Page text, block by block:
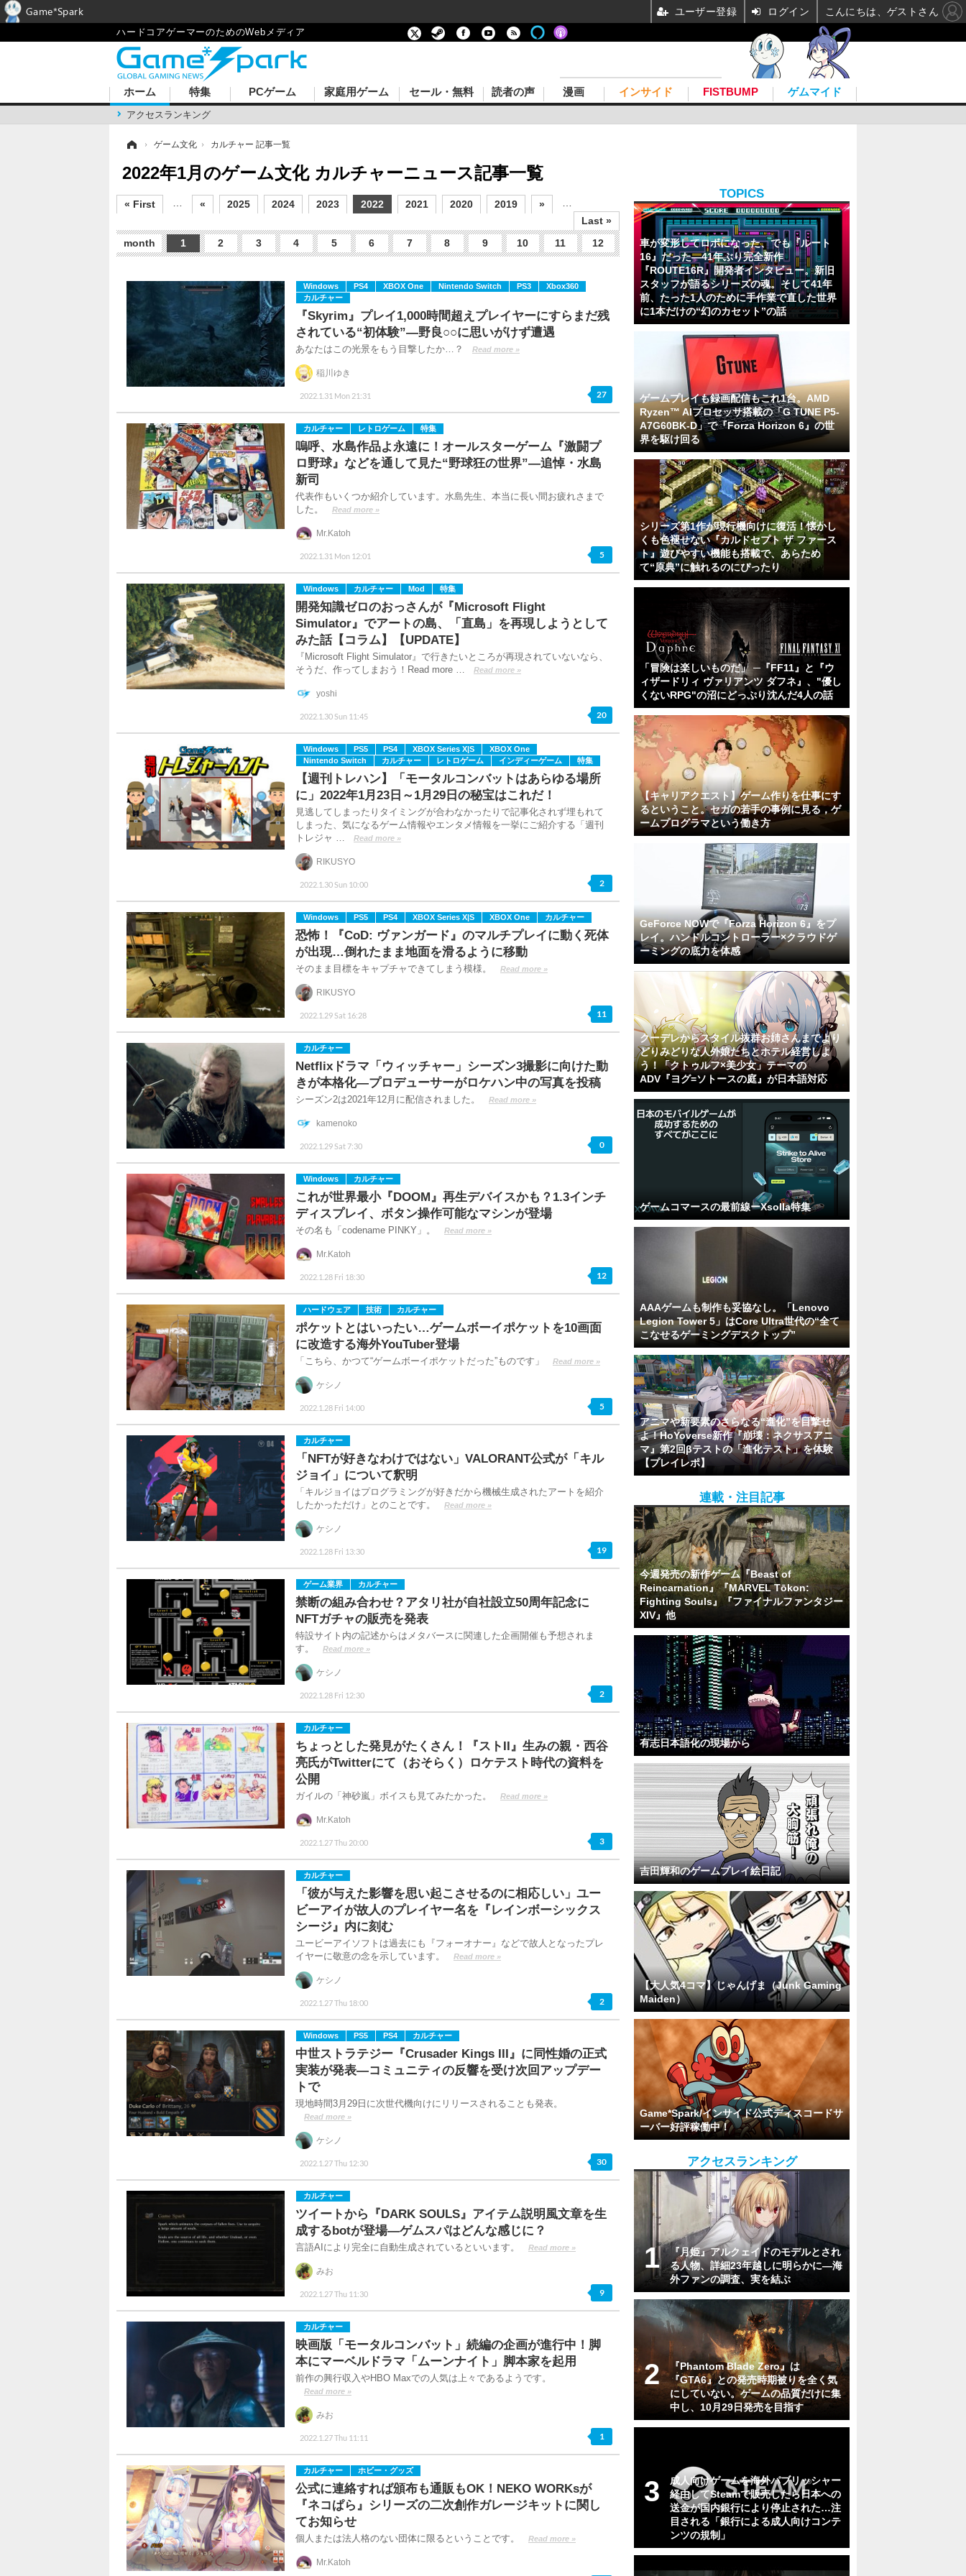
ハードコアゲーマーのためのWebメディア
ホーム
アクセスランキング
特集 PCゲーム 家庭用ゲーム セール・無料 読者の声 漫画 インサイド FISTBUMP ゲムマイド
› ゲーム文化 › カルチャー 記事一覧
2022年1月のゲーム文化 カルチャーニュース記事一覧
« First « 2025 2024 2023 2022 2021 2020 2019 »
Last »
month
1 2 3 4 5 6 7 8 9 10 11 12
Windows PS4 XBOX One Nintendo Switch PS3
Xbox360
カルチャー
『Skyrim』プレイ1,000時間超えプレイヤーにすらまだ残
されている“初体験”―野良○○に思いがけず遭遇
あなたはこの光景をもう目撃したか…？ Read more »
2022.1.31 Mon 21:31
稲川ゆき
27
カルチャー レトロゲーム 特集
嗚呼、水島作品よ永遠に！オールスターゲーム『激闘プ
ロ野球』などを通して見た“野球狂の世界”―追悼・水島
新司
代表作もいくつか紹介しています。水島先生、本当に長い間お疲れさまで
した。
Read more »
2022.1.31 Mon 12:01
Mr.Katoh
5
Windows カルチャー Mod 特集
開発知識ゼロのおっさんが『Microsoft Flight
Simulator』でアートの島、「直島」を再現しようとして
みた話【コラム】【UPDATE】
『Microsoft Flight Simulator』で行きたいところが再現されていないなら、
そうだ、作ってしまおう！Read more …
Read more »
2022.1.30 Sun 11:45
yoshi
20
Windows PS5 PS4 XBOX Series X|S
XBOX One
Nintendo Switch
カルチャー レトロゲーム インディーゲーム 特集
【週刊トレハン】「モータルコンバットはあらゆる場所
に」2022年1月23日～1月29日の秘宝はこれだ！
見逃してしまったりタイミングが合わなかったりで記事化されず埋もれて
しまった、気になるゲーム情報やエンタメ情報を一挙にご紹介する「週刊
トレジャ …
Read more »
2022.1.30 Sun 10:00
RIKUSYO
2
Windows PS5 PS4 XBOX Series X|S XBOX One カルチャー
恐怖！『CoD: ヴァンガード』のマルチプレイに動く死体
が出現…倒れたまま地面を滑るように移動
そのまま目標をキャプチャできてしまう模様。 Read more »
2022.1.29 Sat 16:28
RIKUSYO
11
カルチャー
Netflixドラマ「ウィッチャー」シーズン3撮影に向けた動
きが本格化―プロデューサーがロケハン中の写真を投稿
シーズン2は2021年12月に配信されました。 Read more »
2022.1.29 Sat 7:30
kamenoko
0
Windows カルチャー
これが世界最小『DOOM』再生デバイスかも？1.3インチ
ディスプレイ、ボタン操作可能なマシンが登場
その名も「codename PINKY」。 Read more »
2022.1.28 Fri 18:30
Mr.Katoh
12
ハードウェア 技術 カルチャー
ポケットとはいったい…ゲームボーイポケットを10画面
に改造する海外YouTuber登場
「こちら、かつて“ゲームボーイポケットだった”ものです」 Read more »
2022.1.28 Fri 14:00
ケシノ
5
カルチャー
「NFTが好きなわけではない」VALORANT公式が「キル
ジョイ」について釈明
「キルジョイはプログラミングが好きだから機械生成されたアートを紹介
したかっただけ」とのことです。
Read more »
2022.1.28 Fri 13:30
ケシノ
19
ゲーム業界 カルチャー
禁断の組み合わせ？アタリ社が自社設立50周年記念に
NFTガチャの販売を発表
特設サイト内の記述からはメタバースに関連した企画開催も予想されま
す。
Read more »
2022.1.28 Fri 12:30
ケシノ
2
カルチャー
ちょっとした発見がたくさん！『ストII』生みの親・西谷
亮氏がTwitterにて（おそらく）ロケテスト時代の資料を
公開
ガイルの「神砂嵐」ボイスも見てみたかった。 Read more »
2022.1.27 Thu 20:00
Mr.Katoh
3
カルチャー
「彼が与えた影響を思い起こさせるのに相応しい」ユー
ビーアイが故人のプレイヤー名を『レインボーシックス
シージ』内に刻む
ユービーアイソフトは過去にも『フォーオナー』などで故人となったプレ
イヤーに敬意の念を示しています。
Read more »
2022.1.27 Thu 18:00
ケシノ
2
Windows PS5 PS4 カルチャー
中世ストラテジー『Crusader Kings III』に同性婚の正式
実装が発表―コミュニティの反響を受け次回アップデー
トで
現地時間3月29日に次世代機向けにリリースされることも発表。
Read more »
2022.1.27 Thu 12:30
ケシノ
30
カルチャー
ツイートから『DARK SOULS』アイテム説明風文章を生
成するbotが登場―ゲムスパはどんな感じに？
言語AIにより完全に自動生成されているといいます。 Read more »
2022.1.27 Thu 11:30
みお
9
カルチャー
映画版「モータルコンバット」続編の企画が進行中！脚
本にマーベルドラマ「ムーンナイト」脚本家を起用
前作の興行収入やHBO Maxでの人気は上々であるようです。
Read more »
2022.1.27 Thu 11:11
みお
1
カルチャー ホビー・グッズ
公式に連絡すれば頒布も通販もOK！NEKO WORKsが
『ネコぱら』シリーズの二次創作ガレージキットに関し
てお知らせ
個人または法人格のない団体に限るということです。 Read more »
Mr.Katoh
TOPICS
車が変形してロボになった、でも『ルート
16』だった―41年ぶり完全新作
『ROUTE16R』開発者インタビュー。新旧
スタッフが語るシリーズの魂。そして41年
前、たった1人のために手作業で直した世界
に1本だけの“幻のカセット”の話
ゲームプレイも録画配信もこれ1台。AMD
Ryzen™ AIプロセッサ搭載の「G TUNE P5-
A7G60BK-D」で『Forza Horizon 6』の世
界を駆け回る
シリーズ第1作が現行機向けに復活！懐かし
くも色褪せない『カルドセプト ザ ファース
ト』遊びやすい機能も搭載で、あらため
て“原典”に触れるのにぴったり
「冒険は楽しいものだ」 ─『FF11』と『ウ
ィザードリィ ヴァリアンツ ダフネ』、"優し
くないRPG"の沼にどっぷり沈んだ4人の話
【キャリアクエスト】ゲーム作りを仕事にす
るということ。セガの若手の事例に見る，ゲ
ームプログラマという働き方
GeForce NOWで『Forza Horizon 6』をプ
レイ。ハンドルコントローラー×クラウドゲ
ーミングの底力を体感
クーデレからスタイル抜群お姉さんまでより
どりみどりな人外娘たちとホテル経営しよ
う！「クトゥルフ×美少女」テーマの
ADV『ヨグ=ソトースの庭』が日本語対応
ゲームコマースの最前線ーXsolla特集
AAAゲームも制作も妥協なし。「Lenovo
Legion Tower 5」はCore Ultra世代の“全て
こなせるゲーミングデスクトップ”
アニマや新要素のさらなる“進化”を目撃せ
よ！HoYoverse新作『崩壊：ネクサスアニ
マ』第2回βテストの「進化テスト」を体験
【プレイレポ】
連載・注目記事
今週発売の新作ゲーム『Beast of
Reincarnation』『MARVEL Tōkon:
Fighting Souls』『ファイナルファンタジー
XIV』他
有志日本語化の現場から
吉田輝和のゲームプレイ絵日記
【大人気4コマ】じゃんげま（Junk Gaming
Maiden）
Game*Spark/インサイド公式ディスコードサ
ーバー好評稼働中！
アクセスランキング
『月姫』アルクェイドのモデルとされ
る人物、詳細23年越しに明らかに―海
外ファンの調査、実を結ぶ
『Phantom Blade Zero』は
『GTA6』との発売時期被りを全く気
にしていない。ゲームの品質だけに集
中し、10月29日発売を目指す
成人向けゲームを海外パブリッシャー
経由してSteamで販売したら日本への
送金が国内銀行により停止された…注
目される「銀行による成人向けコンテ
ンツの規制」
Game*Spark ユーザー登録 ログイン こんにちは、ゲストさん